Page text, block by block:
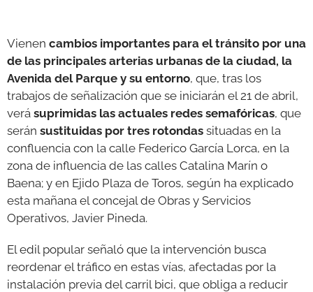
Vienen cambios importantes para el tránsito por una
de las principales arterias urbanas de la ciudad, la
Avenida del Parque y su entorno, que, tras los
trabajos de señalización que se iniciarán el 21 de abril,
verá suprimidas las actuales redes semafóricas, que
serán sustituidas por tres rotondas situadas en la
confluencia con la calle Federico García Lorca, en la
zona de influencia de las calles Catalina Marín o
Baena; y en Ejido Plaza de Toros, según ha explicado
esta mañana el concejal de Obras y Servicios
Operativos, Javier Pineda.
El edil popular señaló que la intervención busca
reordenar el tráfico en estas vías, afectadas por la
instalación previa del carril bici, que obliga a reducir